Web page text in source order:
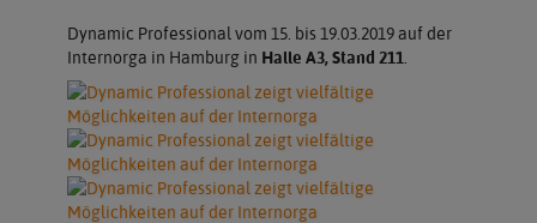
Dynamic Professional vom 15. bis 19.03.2019 auf der
Internorga in Hamburg in Halle A3, Stand 211